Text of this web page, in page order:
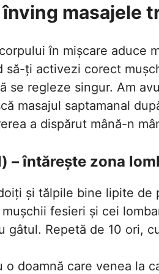
masajele
în mișcare aduce
să-ți activezi corect
se regleze singur. Am
masajul saptamanal
a dispărut mână-n
– întărește zona
și tălpile bine lipite de
fesieri și cei
gâtul. Repetă de 10 ori,
doamnă care venea la